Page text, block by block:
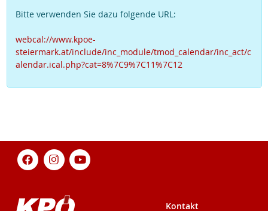
Bitte verwenden Sie dazu folgende URL:
webcal://www.kpoe-
steiermark.at/include/inc_module/tmod_calendar/inc_act/c
alendar.ical.php?cat=8%7C9%7C11%7C12
Kontakt